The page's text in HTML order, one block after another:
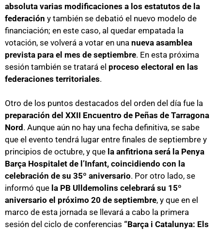
absoluta varias modificaciones a los estatutos de la
federación y también se debatió el nuevo modelo de
financiación; en este caso, al quedar empatada la
votación, se volverá a votar en una nueva asamblea
prevista para el mes de septiembre. En esta próxima
sesión también se tratará el proceso electoral en las
federaciones territoriales.
Otro de los puntos destacados del orden del día fue la
preparación del XXII Encuentro de Peñas de Tarragona
Nord . Aunque aún no hay una fecha definitiva, se sabe
que el evento tendrá lugar entre finales de septiembre y
principios de octubre, y que la anfitriona será la Penya
Barça Hospitalet de l’Infant, coincidiendo con la
celebración de su 35º aniversario. Por otro lado, se
informó que la PB Ulldemolins celebrará su 15º
aniversario el próximo 20 de septiembre, y que en el
marco de esta jornada se llevará a cabo la primera
sesión del ciclo de conferencias “Barça i Catalunya: Els